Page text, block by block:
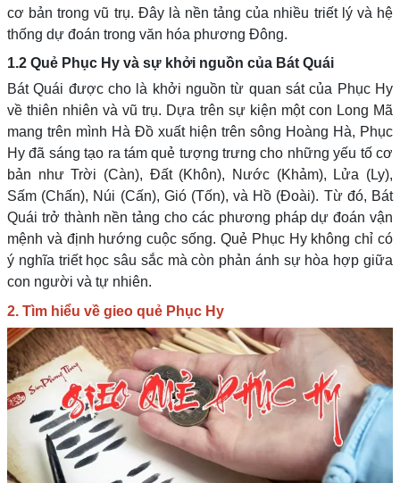
cơ bản trong vũ trụ. Đây là nền tảng của nhiều triết lý và hệ
thống dự đoán trong văn hóa phương Đông.
1.2 Quẻ Phục Hy và sự khởi nguồn của Bát Quái
Bát Quái được cho là khởi nguồn từ quan sát của Phục Hy
về thiên nhiên và vũ trụ. Dựa trên sự kiện một con Long Mã
mang trên mình Hà Đồ xuất hiện trên sông Hoàng Hà, Phục
Hy đã sáng tạo ra tám quẻ tượng trưng cho những yếu tố cơ
bản như Trời (Càn), Đất (Khôn), Nước (Khảm), Lửa (Ly),
Sấm (Chấn), Núi (Cấn), Gió (Tốn), và Hồ (Đoài). Từ đó, Bát
Quái trở thành nền tảng cho các phương pháp dự đoán vận
mệnh và định hướng cuộc sống. Quẻ Phục Hy không chỉ có
ý nghĩa triết học sâu sắc mà còn phản ánh sự hòa hợp giữa
con người và tự nhiên.
2. Tìm hiểu về gieo quẻ Phục Hy